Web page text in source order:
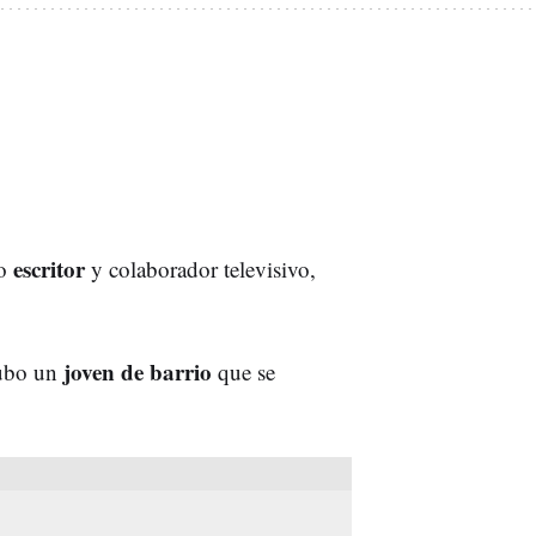
escritory colaborador televisivo,
un joven de barrio que se